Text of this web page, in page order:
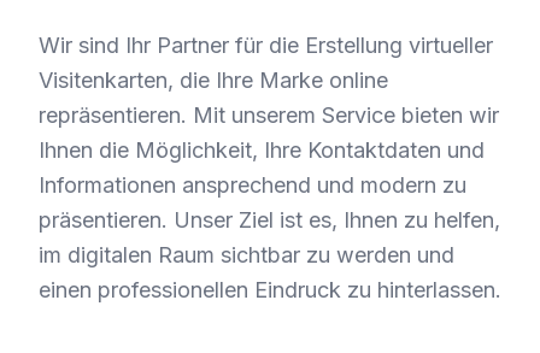
Wir sind Ihr Partner für die Erstellung virtueller
Visitenkarten, die Ihre Marke online
repräsentieren. Mit unserem Service bieten wir
Ihnen die Möglichkeit, Ihre Kontaktdaten und
Informationen ansprechend und modern zu
präsentieren. Unser Ziel ist es, Ihnen zu helfen,
im digitalen Raum sichtbar zu werden und
einen professionellen Eindruck zu hinterlassen.